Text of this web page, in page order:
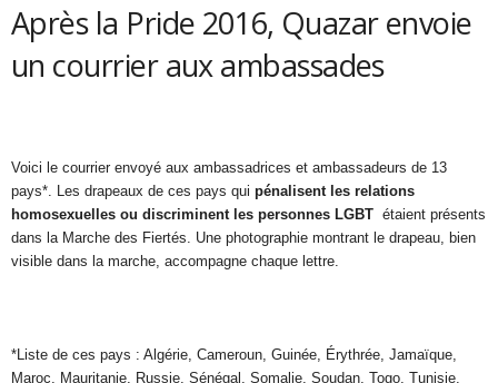
Après la Pride 2016, Quazar envoie
un courrier aux ambassades
Voici le courrier envoyé aux ambassadrices et ambassadeurs de 13
pays*. Les drapeaux de ces pays qui pénalisent les relations
homosexuelles ou discriminent les personnes LGBT étaient présents
dans la Marche des Fiertés. Une photographie montrant le drapeau, bien
visible dans la marche, accompagne chaque lettre.
*Liste de ces pays : Algérie, Cameroun, Guinée, Érythrée, Jamaïque,
Maroc, Mauritanie, Russie, Sénégal, Somalie, Soudan, Togo, Tunisie.